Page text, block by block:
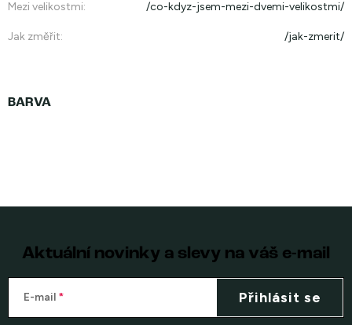
Mezi velikostmi: /co-kdyz-jsem-mezi-dvemi-velikostmi/
Jak změřit: /jak-zmerit/
Aktuální novinky a slevy na váš e-mail
E-mail Přihlásit se